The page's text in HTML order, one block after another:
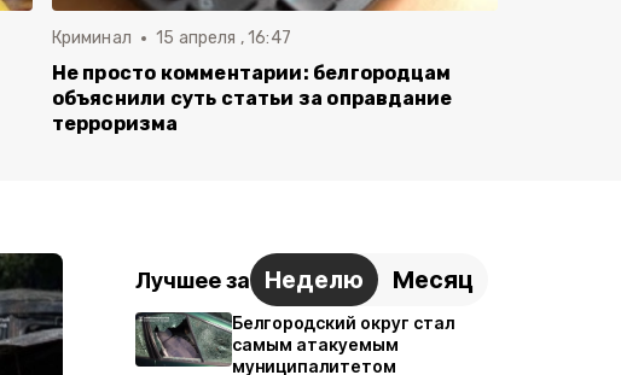
Криминал 15 апреля , 16:47
Не просто комментарии: белгородцам
объяснили суть статьи за оправдание
терроризма
Лучшее за Неделю Месяц
Белгородский округ стал
самым атакуемым
муниципалитетом